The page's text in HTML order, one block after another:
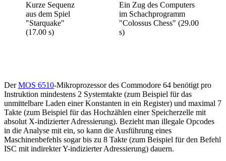
Kurze Sequenz
aus dem Spiel
"Starquake"
(17.00 s)
Ein Zug des Computers
im Schachprogramm
"Colossus Chess" (29.00
s)
DerMOS 6510-Mikroprozessor des Commodore 64 benötigt pro
Instruktion mindestens 2 Systemtakte (zum Beispiel für das
unmittelbare Laden einer Konstanten in ein Register) und maximal 7
Takte (zum Beispiel für das Hochzählen einer Speicherzelle mit
absolut X-indizierter Adressierung). Bezieht man illegale Opcodes
in die Analyse mit ein, so kann die Ausführung eines
Maschinenbefehls sogar bis zu 8 Takte (zum Beispiel für den Befehl
ISC mit indirekter Y-indizierter Adressierung) dauern.